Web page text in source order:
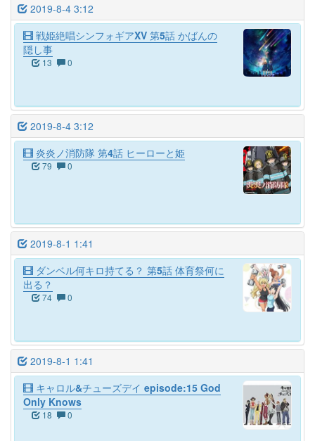
2019-8-4 3:12
戦姫絶唱シンフォギアXV 第5話 かばんの
隠し事
13 0
2019-8-4 3:12
炎炎ノ消防隊 第4話 ヒーローと姫
79 0
2019-8-1 1:41
ダンベル何キロ持てる？ 第5話 体育祭何に
出る？
74 0
2019-8-1 1:41
キャロル&チューズデイ episode:15 God
Only Knows
18 0